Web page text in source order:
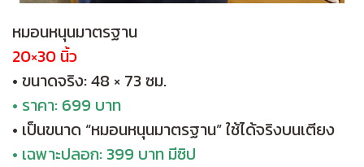
หมอนหนุนมาตรฐาน
20×30 นิ้ว
• ขนาดจริง: 48 × 73 ซม.
• ราคา: 699 บาท
• เป็นขนาด “หมอนหนุนมาตรฐาน” ใช้ได้จริงบนเตียง
• เฉพาะปลอก: 399 บาท มีซิป